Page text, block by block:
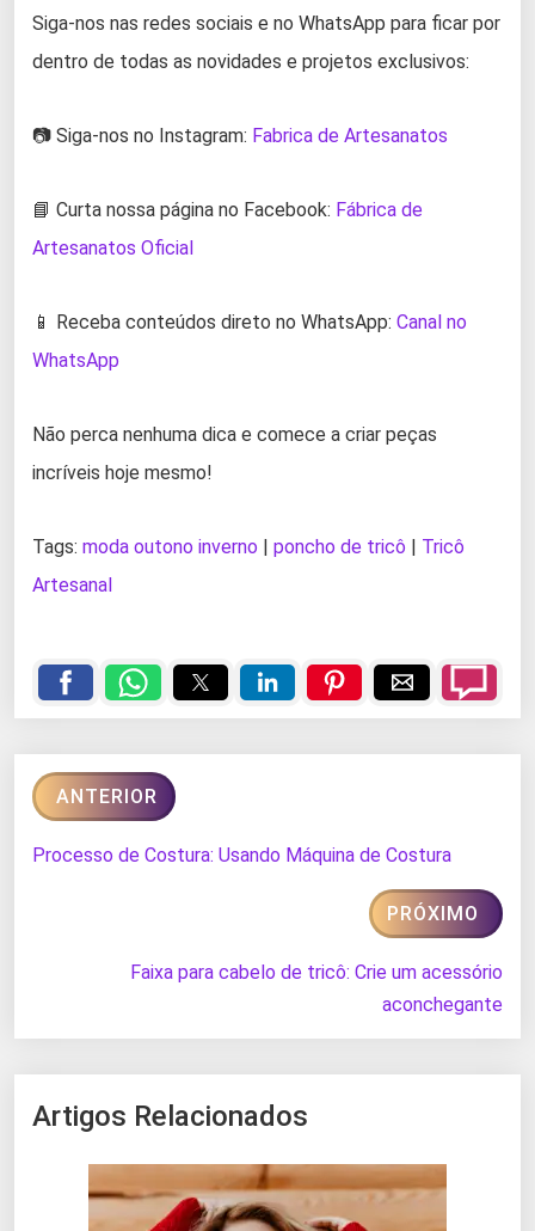
Siga-nos nas redes sociais e no WhatsApp para ficar por
dentro de todas as novidades e projetos exclusivos:
📷 Siga-nos no Instagram: Fabrica de Artesanatos
📘 Curta nossa página no Facebook: Fábrica de
Artesanatos Oficial
📱 Receba conteúdos direto no WhatsApp: Canal no
WhatsApp
Não perca nenhuma dica e comece a criar peças
incríveis hoje mesmo!
Tags: moda outono inverno | poncho de tricô | Tricô
Artesanal
ANTERIOR
Processo de Costura: Usando Máquina de Costura
PRÓXIMO
Faixa para cabelo de tricô: Crie um acessório
aconchegante
Artigos Relacionados